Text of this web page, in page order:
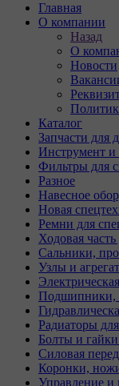
Главная
О компании
Назад
О
Новости
Каталог
Запчасти для
Инструмент
Фильтры для
Разное
Навесное
Новая
Ремни для
Ходовая
Сальники,
Узлы и
Подшипники,
Радиаторы
Болты и
Силовая
Коронки,
Управление и